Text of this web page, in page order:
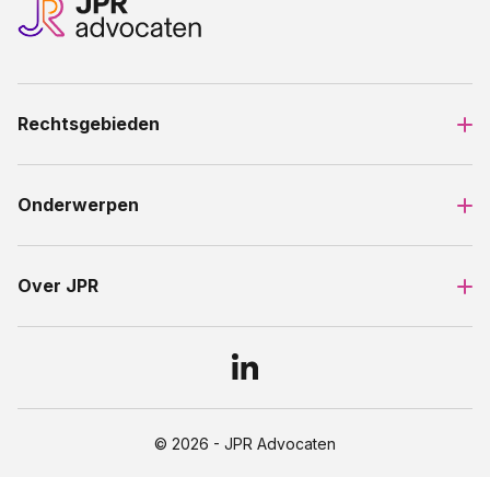
Rechtsgebieden
Onderwerpen
Over JPR
© 2026 - JPR Advocaten